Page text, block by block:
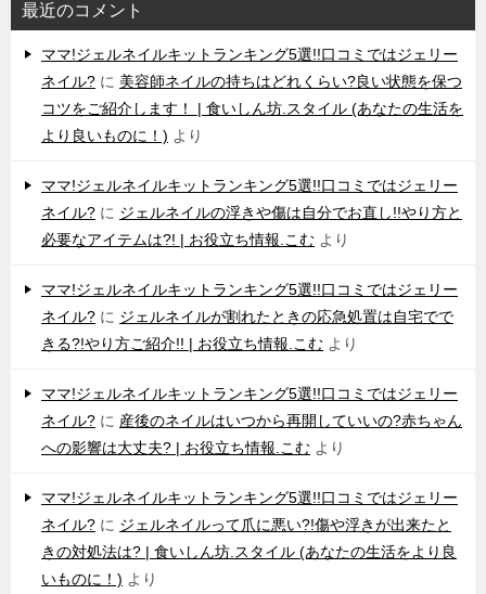
最近のコメント
ママ!ジェルネイルキットランキング5選!!口コミではジェリー
ネイル? に 美容師ネイルの持ちはどれくらい?良い状態を保つ
コツをご紹介します！ | 食いしん坊.スタイル (あなたの生活を
より良いものに！) より
ママ!ジェルネイルキットランキング5選!!口コミではジェリー
ネイル? に ジェルネイルの浮きや傷は自分でお直し!!やり方と
必要なアイテムは?! | お役立ち情報.こむ より
ママ!ジェルネイルキットランキング5選!!口コミではジェリー
ネイル? に ジェルネイルが割れたときの応急処置は自宅でで
きる?!やり方ご紹介!! | お役立ち情報.こむ より
ママ!ジェルネイルキットランキング5選!!口コミではジェリー
ネイル? に 産後のネイルはいつから再開していいの?赤ちゃん
への影響は大丈夫? | お役立ち情報.こむ より
ママ!ジェルネイルキットランキング5選!!口コミではジェリー
ネイル? に ジェルネイルって爪に悪い?!傷や浮きが出来たと
きの対処法は? | 食いしん坊.スタイル (あなたの生活をより良
いものに！) より